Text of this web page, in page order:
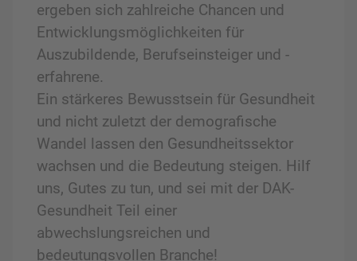
ergeben sich zahlreiche Chancen und
Entwicklungsmöglichkeiten für
Auszubildende, Berufseinsteiger und -
erfahrene.
Ein stärkeres Bewusstsein für Gesundheit
und nicht zuletzt der demografische
Wandel lassen den Gesundheitssektor
wachsen und die Bedeutung steigen. Hilf
uns, Gutes zu tun, und sei mit der DAK-
Gesundheit Teil einer
abwechslungsreichen und
bedeutungsvollen Branche!